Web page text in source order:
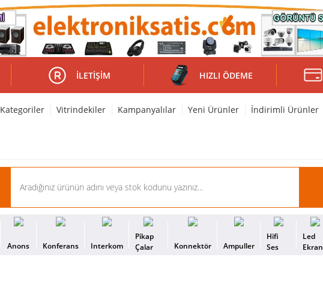
İLETIŞIM HIZLI ÖDEME
Kategoriler Vitrindekiler Kampanyalılar Yeni Ürünler İndirimli Ürünler
Anons Konferans Interkom
Pikap
Çalar
Konnektör Ampuller
Hifi
Ses
Led
Ekran